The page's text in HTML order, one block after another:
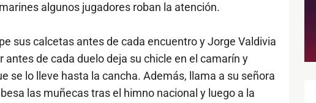
algunos jugadores roban la atención.
sus calcetas antes de cada encuentro y Jorge Valdivia
antes de cada duelo deja su chicle en el camarín y
se lo lleve hasta la cancha. Además, llama a su señora
las muñecas tras el himno nacional y luego a la